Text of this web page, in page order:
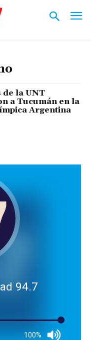
de la UNT
a Tucumán en la
Argentina
94.7
100%